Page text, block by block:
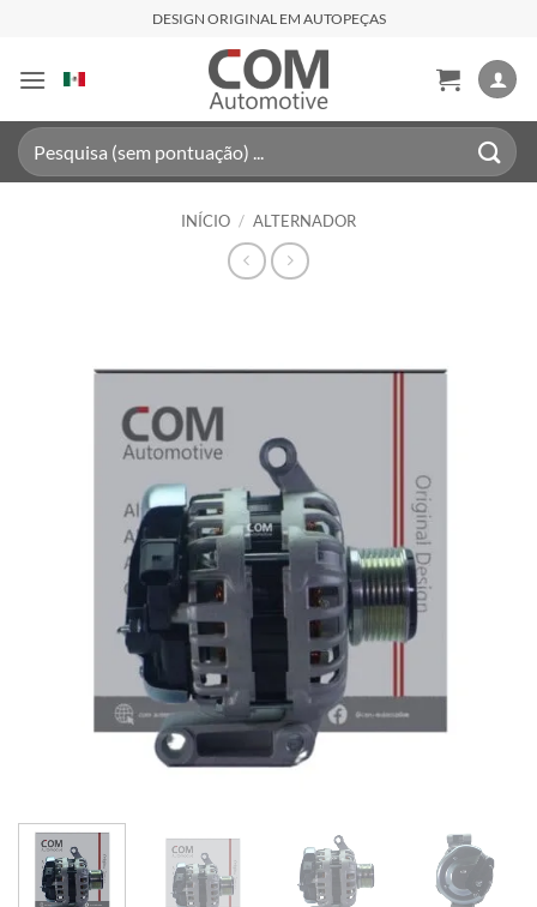
content
DESIGN ORIGINAL EM AUTOPEÇAS
Pesquisar
por:
INÍCIO / ALTERNADOR